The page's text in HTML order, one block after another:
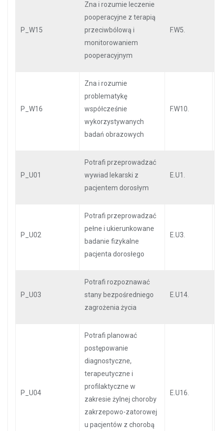
P_W15
Zna i rozumie leczenie
pooperacyjne z terapią
przeciwbólową i
monitorowaniem
pooperacyjnym
F.W5.
P_W16
Zna i rozumie
problematykę
współcześnie
wykorzystywanych
badań obrazowych
F.W10.
P_U01
Potrafi przeprowadzać
wywiad lekarski z
pacjentem dorosłym
E.U1.
P_U02
Potrafi przeprowadzać
pełne i ukierunkowane
badanie fizykalne
pacjenta dorosłego
E.U3.
P_U03
Potrafi rozpoznawać
stany bezpośredniego
zagrożenia życia
E.U14.
P_U04
Potrafi planować
postępowanie
diagnostyczne,
terapeutyczne i
profilaktyczne w
zakresie żylnej choroby
zakrzepowo-zatorowej
u pacjentów z chorobą
E.U16.